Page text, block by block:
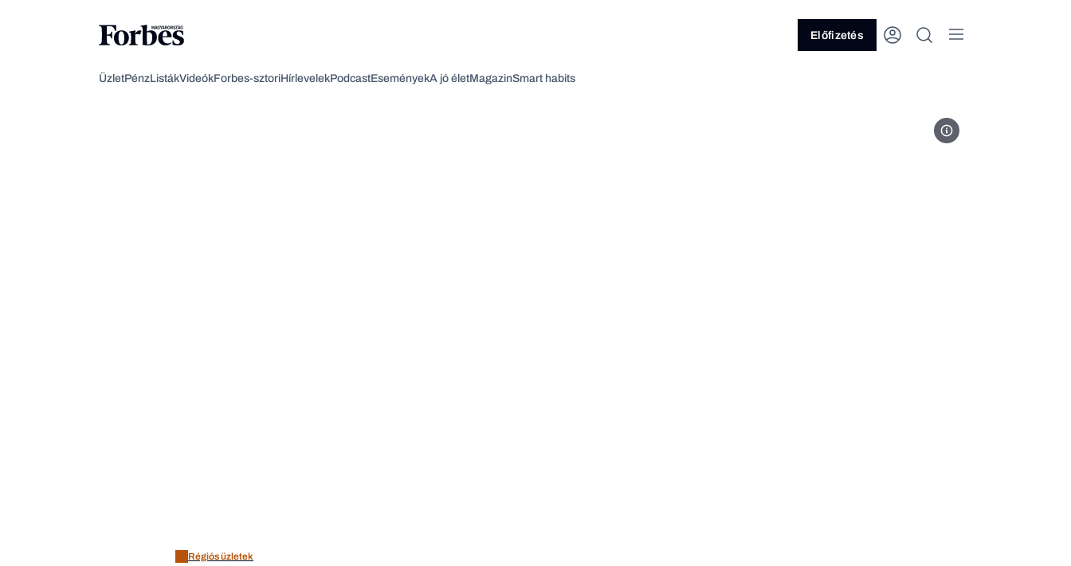
Előfizetés
ÜzletPénzListákVideókForbes-sztoriHírlevelekPodcastEseményekA jó életMagazinSmart habits
Fotó: CSG
Régiós üzletek